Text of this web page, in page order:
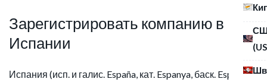
Зарегистрировать компанию в
Испании
Испания (исп. и галис. España, кат. Espanya, баск. Espainia,